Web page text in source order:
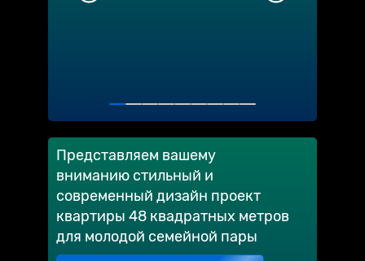
Представляем вашему
вниманию стильный и
современный дизайн проект
квартиры 48 квадратных метров
для молодой семейной пары